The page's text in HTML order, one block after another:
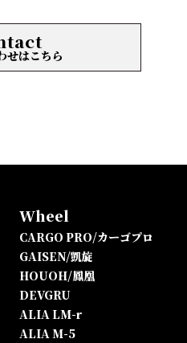
せはこちら
Wheel
CARGO PRO/カーゴプロ
GAISEN/凱旋
HOUOH/鳳凰
DEVGRU
ALIA LM-r
ALIA M-5